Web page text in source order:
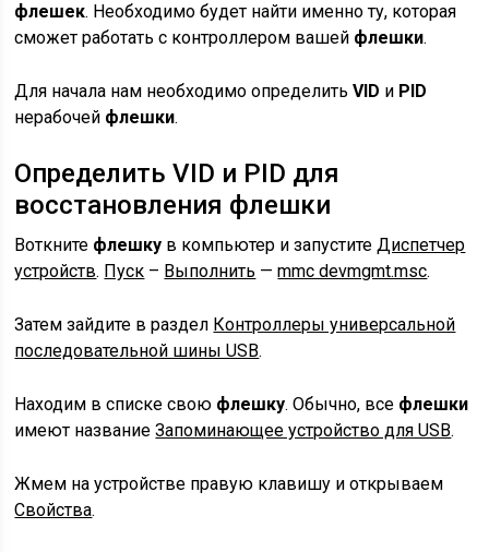
флешек. Необходимо будет найти именно ту, которая
сможет работать с контроллером вашей флешки.
Для начала нам необходимо определитьVID и PID
нерабочей флешки.
Определить VID и PID для
восстановления флешки
Воткните флешку в компьютер и запуститеДиспетчер
устройств. Пуск – Выполнить —mmc devmgmt.msc.
Затем зайдите в раздел Контроллеры универсальной
последовательной шины USB.
Находим в списке свою флешку. Обычно, все флешки
имеют названиеЗапоминающее устройство для USB.
Жмем на устройстве правую клавишу и открываем
Свойства.